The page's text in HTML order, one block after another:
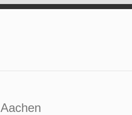
Aachen